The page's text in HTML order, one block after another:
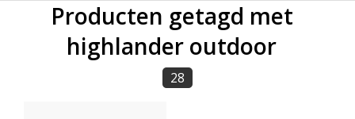
Producten getagd met
highlander outdoor
28